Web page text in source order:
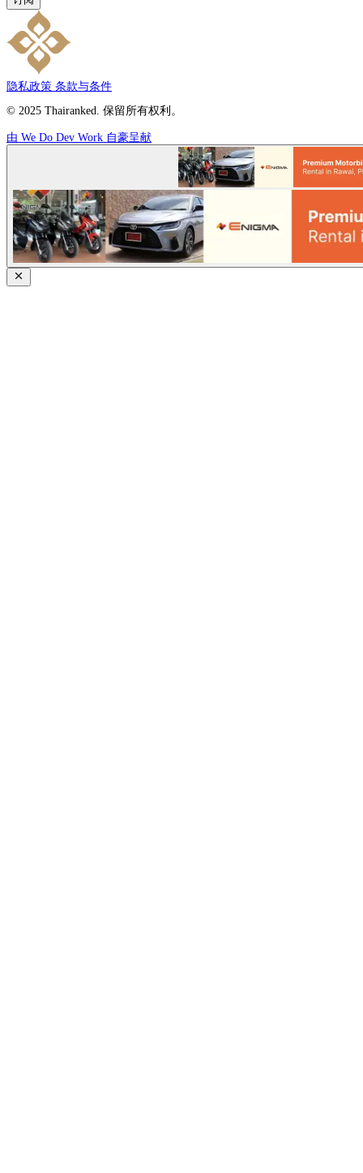
隐私政策 条款与条件
© 2025 Thairanked. 保留所有权利。
由 We Do Dev Work 自豪呈献